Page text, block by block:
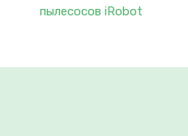
пылесосов iRobot